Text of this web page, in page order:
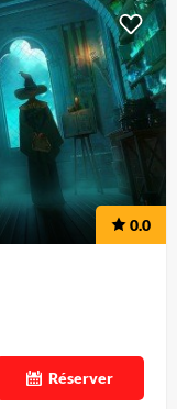
0.0
Réserver